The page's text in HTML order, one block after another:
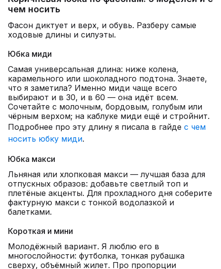
чем носить
Фасон диктует и верх, и обувь. Разберу самые
ходовые длины и силуэты.
Юбка миди
Самая универсальная длина: ниже колена,
карамельного или шоколадного подтона. Знаете,
что я заметила? Именно миди чаще всего
выбирают и в 30, и в 60 — она идёт всем.
Сочетайте с молочным, бордовым, голубым или
чёрным верхом; на каблуке миди ещё и стройнит.
Подробнее про эту длину я писала в гайде с чем
носить юбку миди.
Юбка макси
Льняная или хлопковая макси — лучшая база для
отпускных образов: добавьте светлый топ и
плетёные акценты. Для прохладного дня соберите
фактурную макси с тонкой водолазкой и
балетками.
Короткая и мини
Молодёжный вариант. Я люблю его в
многослойности: футболка, тонкая рубашка
сверху, объёмный жилет. Про пропорции